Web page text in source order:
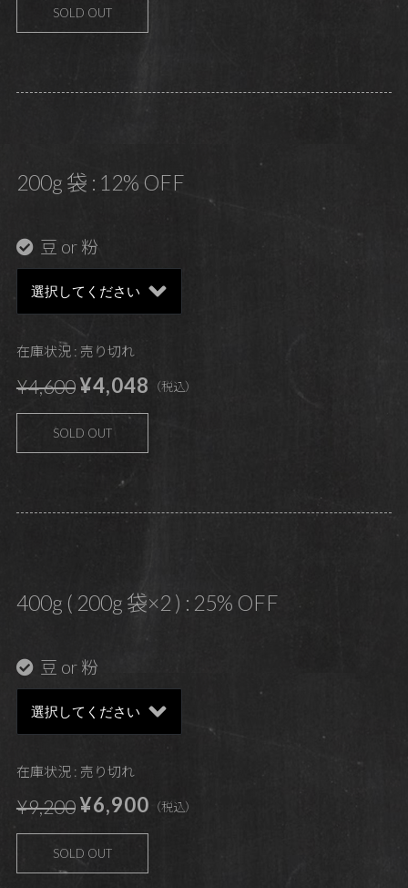
SOLD OUT
200g 袋 : 12% OFF
豆 or 粉
在庫状況 : 売り切れ
¥4,600¥4,048 （税込）
SOLD OUT
400g ( 200g 袋×2 ) : 25% OFF
豆 or 粉
在庫状況 : 売り切れ
¥9,200¥6,900 （税込）
SOLD OUT